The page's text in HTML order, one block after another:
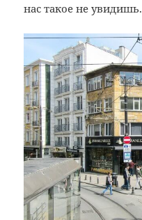
нас такое не увидишь.